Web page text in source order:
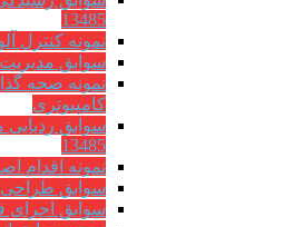
13485
نمونه کنترل
سوابق
نمونه صحه
کامپیوتری
سوابق ردیابی
13485
نمونه اقدام
سوابق طراحی ISO 13485
سوابق اجرای فرم